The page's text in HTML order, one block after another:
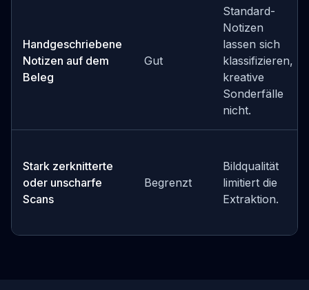
Handgeschriebene
Notizen auf dem
Beleg
Gut
Standard-
Notizen
lassen sich
klassifizieren,
kreative
Sonderfälle
nicht.
Stark zerknitterte
oder unscharfe
Scans
Begrenzt
Bildqualität
limitiert die
Extraktion.